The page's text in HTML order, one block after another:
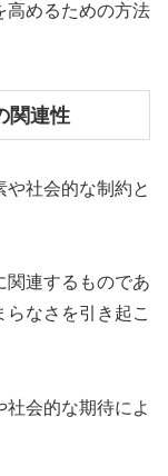
高めるための方法
関連性
社会的な制約と
関連するものであ
なさを引き起こ
社会的な期待によ